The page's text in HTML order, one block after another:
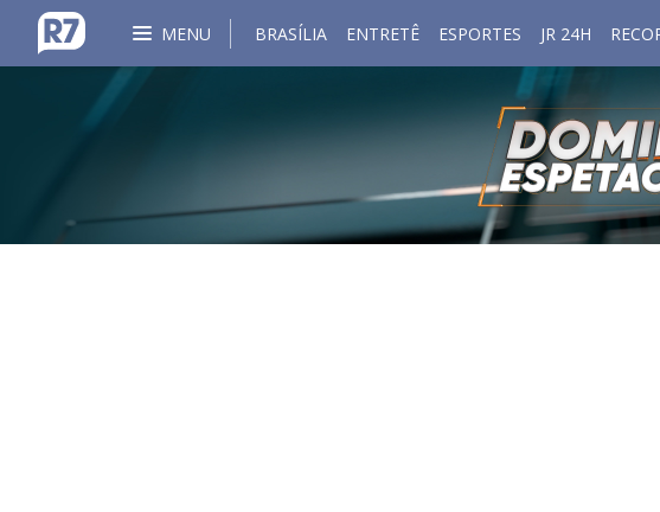
MENU BRASÍLIA ENTRETÊ ESPORTES JR 24H